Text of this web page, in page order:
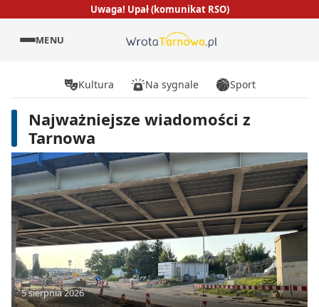
Uwaga! Upał (komunikat RSO)
MENU
Kultura Na sygnale Sport
Najważniejsze wiadomości z
Tarnowa
5 sierpnia 2026